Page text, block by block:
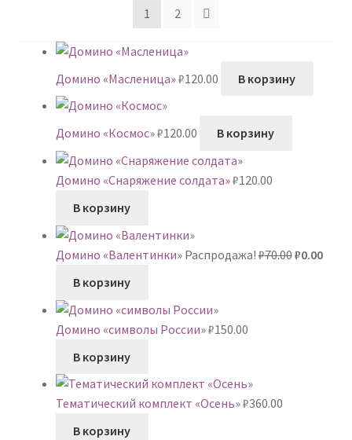
1
2
Домино «Масленица»₽120.00 В корзину
Домино «Космос»₽120.00 В корзину
Домино «Снаряжение солдата»₽120.00
В корзину
Домино «Валентинки» Распродажа!₽70.00₽0.00
В корзину
Домино «символы России»₽150.00
В корзину
Тематический комплект «Осень»₽360.00
В корзину